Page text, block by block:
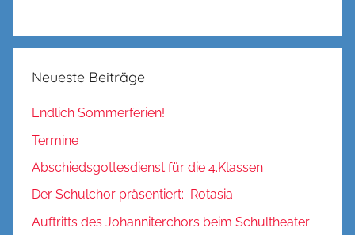
Neueste Beiträge
Endlich Sommerferien!
Termine
Abschiedsgottesdienst für die 4.Klassen
Der Schulchor präsentiert: Rotasia
Auftritts des Johanniterchors beim Schultheater